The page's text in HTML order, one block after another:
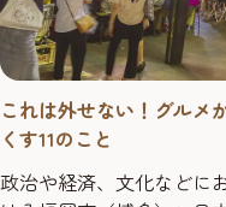
これは外せない！グルメ
くす11のこと
政治や経済、文化などに